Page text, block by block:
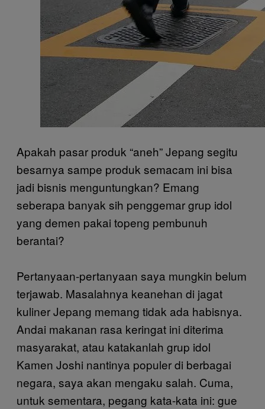
Apakah pasar produk “aneh” Jepang segitu
besarnya sampe produk semacam ini bisa
jadi bisnis menguntungkan? Emang
seberapa banyak sih penggemar grup idol
yang demen pakai topeng pembunuh
berantai?
Pertanyaan-pertanyaan saya mungkin belum
terjawab. Masalahnya keanehan di jagat
kuliner Jepang memang tidak ada habisnya.
Andai makanan rasa keringat ini diterima
masyarakat, atau katakanlah grup idol
Kamen Joshi nantinya populer di berbagai
negara, saya akan mengaku salah. Cuma,
untuk sementara, pegang kata-kata ini: gue